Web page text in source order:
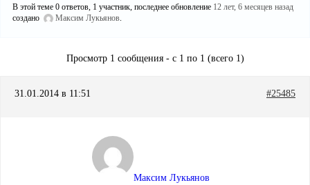
В этой теме 0 ответов, 1 участник, последнее обновление 12 лет, 6 месяцев назад
создано
Максим Лукьянов.
Просмотр 1 сообщения - с 1 по 1 (всего 1)
31.01.2014 в 11:51 #25485
Максим Лукьянов